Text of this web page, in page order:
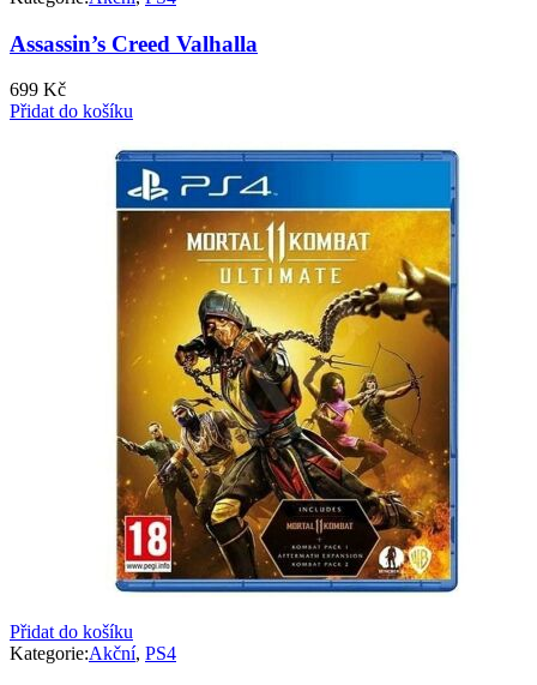
Assassin’s Creed Valhalla
699 Kč
Přidat do košíku
Přidat do košíku
Kategorie:Akční, PS4